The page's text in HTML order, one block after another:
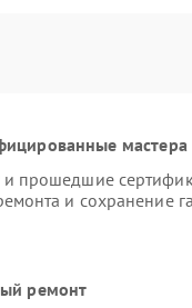
мастера
и прошедшие
и сохранение
ремонт